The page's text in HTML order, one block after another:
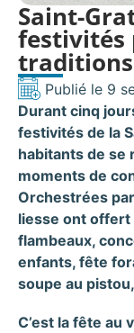
Saint-
festivités
Publié le 9
Durant cinq
festivités de la
habitants de se
moments de
Orchestrées
liesse ont offert
flambeaux,
enfants, fête
soupe au
C’est la fête au